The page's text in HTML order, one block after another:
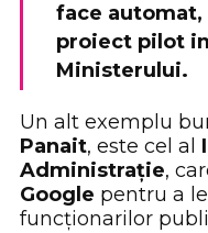
face
proiect pilot
Ministerului.
Un alt exemplu
Panait, este cel al
Administrație,
Google pentru a
funcționarilor